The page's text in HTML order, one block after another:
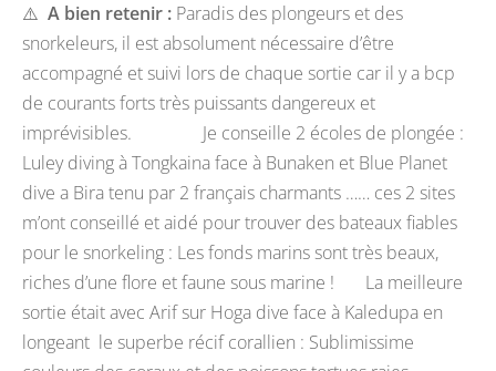
⚠️ A bien retenir : Paradis des plongeurs et des
snorkeleurs, il est absolument nécessaire d’être
accompagné et suivi lors de chaque sortie car il y a bcp
de courants forts très puissants dangereux et
imprévisibles. Je conseille 2 écoles de plongée :
Luley diving à Tongkaina face à Bunaken et Blue Planet
dive a Bira tenu par 2 français charmants …… ces 2 sites
m’ont conseillé et aidé pour trouver des bateaux fiables
pour le snorkeling : Les fonds marins sont très beaux,
riches d’une flore et faune sous marine ! La meilleure
sortie était avec Arif sur Hoga dive face à Kaledupa en
longeant le superbe récif corallien : Sublimissime